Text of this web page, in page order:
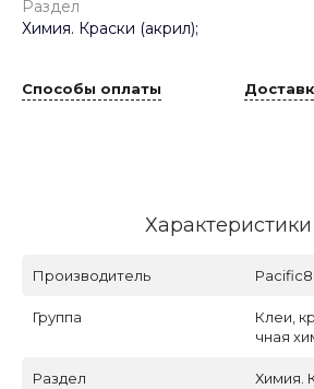
Раздел
Химия. Краски (акрил);
Способы оплаты
Характеристики
Производитель
Группа
Клеи,
чная
Раздел Химия.